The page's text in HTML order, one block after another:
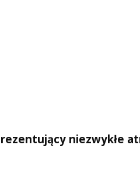
niezwykłe